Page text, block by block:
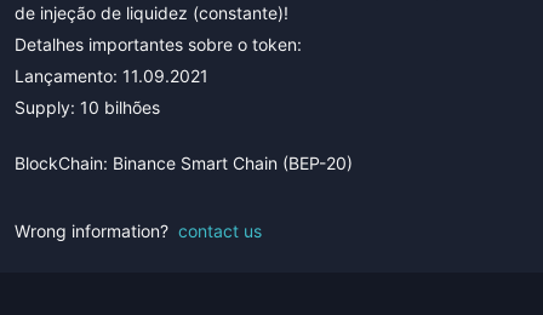
de injeção de liquidez (constante)!
Detalhes importantes sobre o token:
Lançamento: 11.09.2021
Supply: 10 bilhões
BlockChain: Binance Smart Chain (BEP-20)
Wrong information? contact us